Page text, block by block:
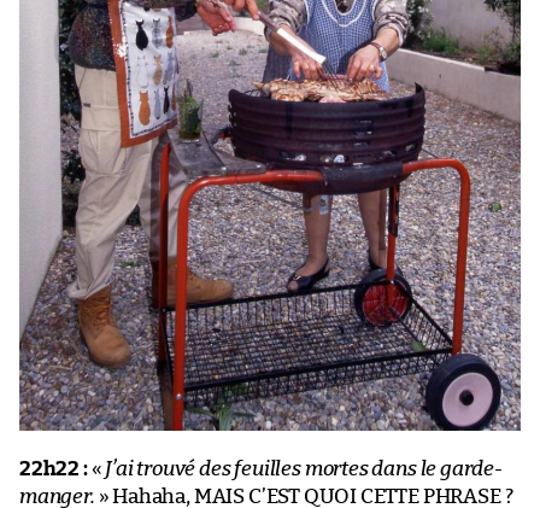
22h22 :« J’ai trouvé des feuilles mortes dans le garde-
manger. » Hahaha, MAIS C’EST QUOI CETTE PHRASE ?